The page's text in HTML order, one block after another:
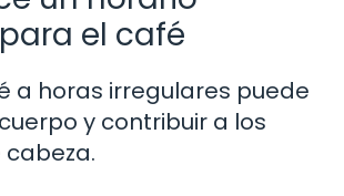
el café
a horas irregulares puede
y contribuir a los